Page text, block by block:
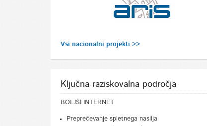
Vsi nacionalni projekti >>
Ključna raziskovalna področja
BOLJŠI INTERNET
Preprečevanje spletnega nasilja